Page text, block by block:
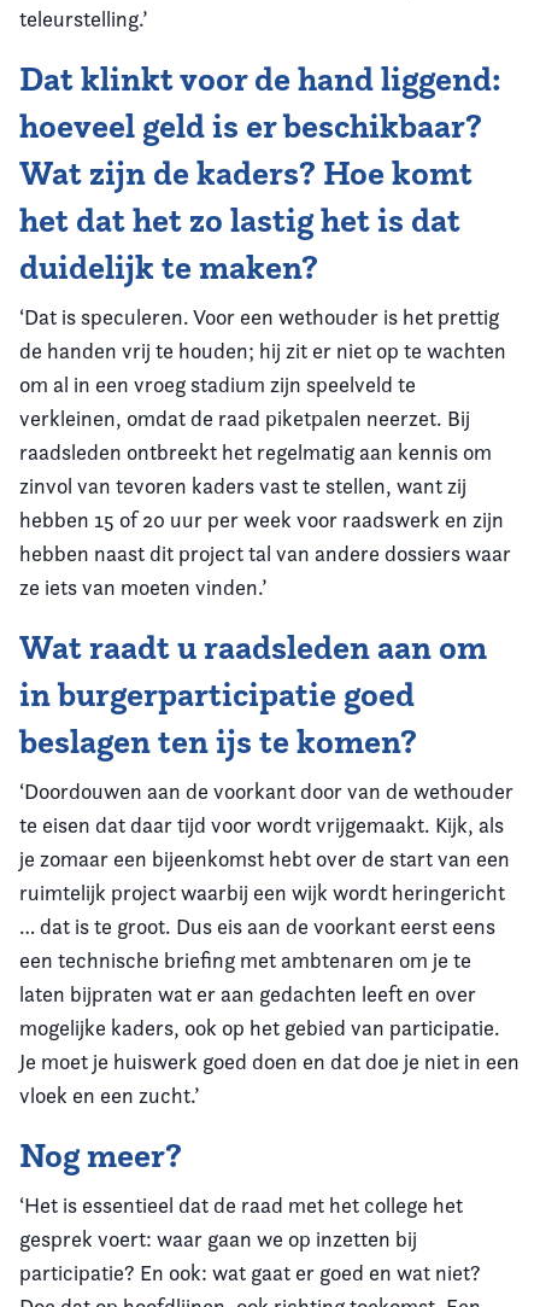
teleurstelling.’
Dat klinkt voor de hand liggend:
hoeveel geld is er beschikbaar?
Wat zijn de kaders? Hoe komt
het dat het zo lastig het is dat
duidelijk te maken?
‘Dat is speculeren. Voor een wethouder is het prettig
de handen vrij te houden; hij zit er niet op te wachten
om al in een vroeg stadium zijn speelveld te
verkleinen, omdat de raad piketpalen neerzet. Bij
raadsleden ontbreekt het regelmatig aan kennis om
zinvol van tevoren kaders vast te stellen, want zij
hebben 15 of 20 uur per week voor raadswerk en zijn
hebben naast dit project tal van andere dossiers waar
ze iets van moeten vinden.’
Wat raadt u raadsleden aan om
in burgerparticipatie goed
beslagen ten ijs te komen?
‘Doordouwen aan de voorkant door van de wethouder
te eisen dat daar tijd voor wordt vrijgemaakt. Kijk, als
je zomaar een bijeenkomst hebt over de start van een
ruimtelijk project waarbij een wijk wordt heringericht
… dat is te groot. Dus eis aan de voorkant eerst eens
een technische briefing met ambtenaren om je te
laten bijpraten wat er aan gedachten leeft en over
mogelijke kaders, ook op het gebied van participatie.
Je moet je huiswerk goed doen en dat doe je niet in een
vloek en een zucht.’
Nog meer?
‘Het is essentieel dat de raad met het college het
gesprek voert: waar gaan we op inzetten bij
participatie? En ook: wat gaat er goed en wat niet?